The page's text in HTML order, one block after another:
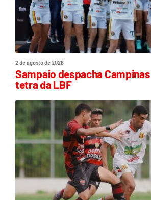
2 de agosto de 2026
Sampaio despacha
tetra da LBF